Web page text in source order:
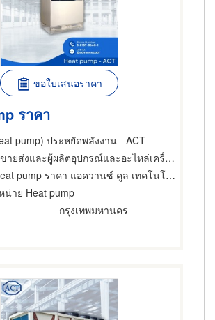
ขอใบเสนอราคา
ราคา
pump) ประหยัดพลังงาน - ACT
ยส่งและผู้ผลิตอุปกรณ์และอะไหล่เครื่องทำความเย็น,เครื่องทำความร้อน
pump ราคา แอดวานซ์ คูล เทคโนโลยี
น่าย Heat pump
กรุงเทพมหานคร